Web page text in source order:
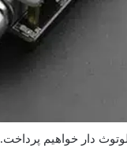
دار خواهیم پرداخت.